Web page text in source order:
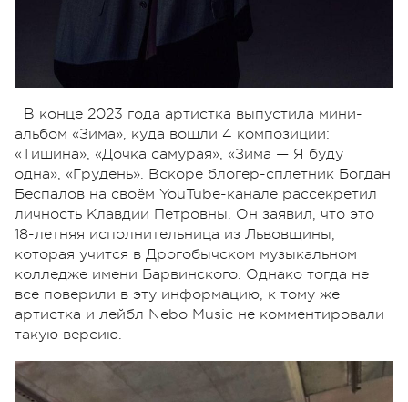
В конце 2023 года артистка выпустила мини-
альбом «Зима», куда вошли 4 композиции:
«Тишина», «Дочка самурая», «Зима — Я буду
одна», «Грудень». Вскоре блогер-сплетник Богдан
Беспалов на своём YouTube-канале рассекретил
личность Клавдии Петровны. Он заявил, что это
18-летняя исполнительница из Львовщины,
которая учится в Дрогобычском музыкальном
колледже имени Барвинского. Однако тогда не
все поверили в эту информацию, к тому же
артистка и лейбл Nebo Music не комментировали
такую версию.